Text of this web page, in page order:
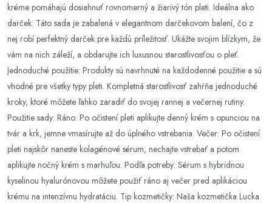
kréme pomáhajú dosiahnuť rovnomerný a žiarivý tón pleti. Ideálna ako
darček: Táto sada je zabalená v elegantnom darčekovom balení, čo z
nej robí perfektný darček pre každú príležitosť. Ukážte svojim blízkym, že
vám na nich záleží, a obdarujte ich luxusnou starostlivosťou o pleť.
Jednoduché použitie: Produkty sú navrhnuté na každodenné použitie a sú
vhodné pre všetky typy pleti. Kompletná starostlivosť zahŕňa jednoduché
kroky, ktoré môžete ľahko zaradiť do svojej rannej a večernej rutiny.
Použitie sady: Ráno: Po očistení pleti aplikujte denný krém s opunciou na
tvár a krk, jemne vmasírujte až do úplného vstrebania. Večer: Po očistení
pleti najskôr naneste kolagénové sérum, nechajte vstrebať a potom
aplikujte nočný krém s marhuľou. Podľa potreby: Sérum s hybridnou
kyselinou hyalurónovou môžete použiť ráno aj večer pred aplikáciou
krému na intenzívnu hydratáciu. Tip kozmetičky: Naša kozmetička Lucka